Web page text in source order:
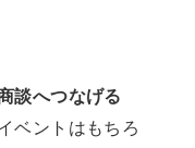
談へつなげる
ベントはもちろ